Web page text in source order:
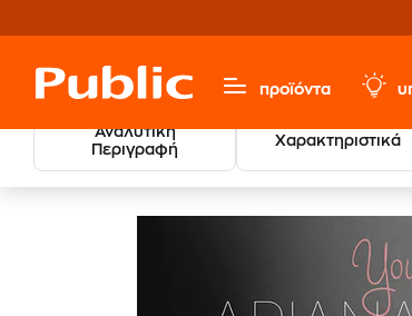
προϊόντα
Αναλυτική
Περιγραφή
Χαρακτηριστικά
Μουσική, Ταινίες & Εισιτήρια